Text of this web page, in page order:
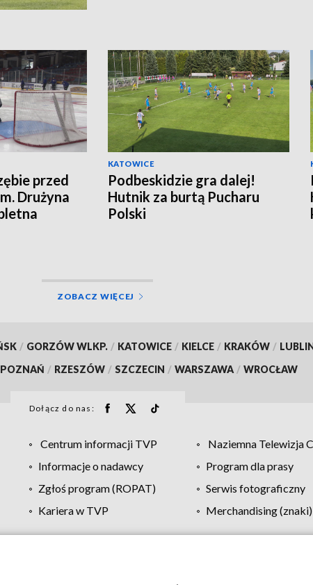
przed
Drużyna
KATOWICE
Podbeskidzie gra dalej!
Hutnik za burtą Pucharu
Polski
ZOBACZ WIĘCEJ
/ GORZÓW WLKP. / KATOWICE / KIELCE / KRAKÓW /
POZNAŃ / RZESZÓW / SZCZECIN / WARSZAWA / WROCŁAW
Dołącz do nas:
Centrum informacji TVP Naziemna Telewizja
Informacje o nadawcy
Program dla prasy
Zgłoś program (ROPAT)
Serwis fotograficzny
Kariera w TVP
Merchandising (znaki)